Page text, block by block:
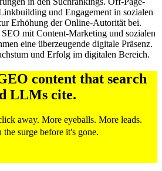
und Engagement in sozialen
Erhöhung der Online-Autorität bei.
mit Content-Marketing und sozialen
eine überzeugende digitale Präsenz.
und Erfolg im digitalen Bereich.
content that search
LLMs cite.
away. More eyeballs. More leads.
surge before it's gone.